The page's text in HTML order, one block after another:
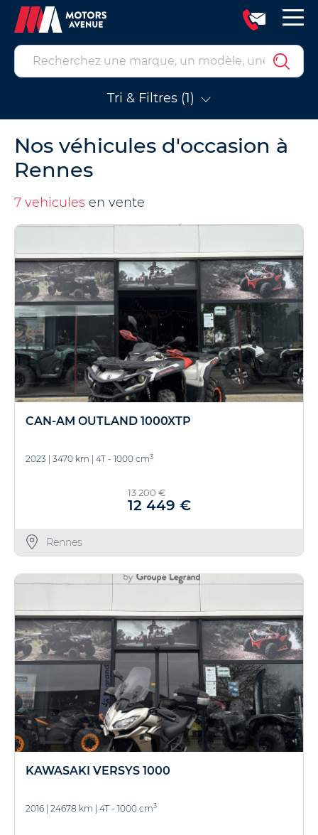
Tri & Filtres (1)
Nos véhicules d'occasion à
Rennes
7 vehicules en vente
CAN-AM OUTLAND 1000XTP
2023 3470 km 4T - 1000 cm3
13 200 €
12 449 €
Rennes
KAWASAKI VERSYS 1000
2016 24678 km 4T - 1000 cm3